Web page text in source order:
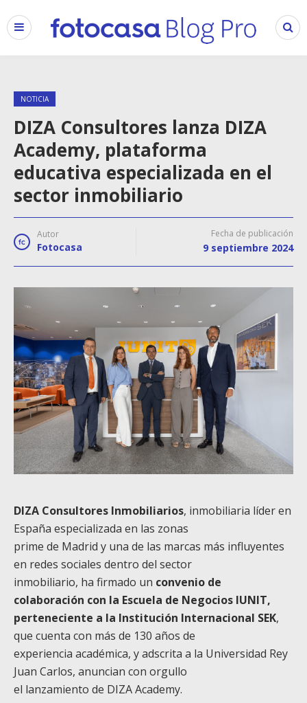
NOTICIA
DIZA Consultores lanza DIZA
Academy, plataforma
educativa especializada en el
sector inmobiliario
Autor
Fotocasa
Fecha de publicación
9 septiembre 2024
DIZA Consultores Inmobiliarios, inmobiliaria líder en
España especializada en las zonas
prime de Madrid y una de las marcas más influyentes
en redes sociales dentro del sector
inmobiliario, ha firmado un convenio de
colaboración con la Escuela de Negocios IUNIT,
perteneciente a la Institución Internacional SEK,
que cuenta con más de 130 años de
experiencia académica, y adscrita a la Universidad Rey
Juan Carlos, anuncian con orgullo
el lanzamiento de DIZA Academy.